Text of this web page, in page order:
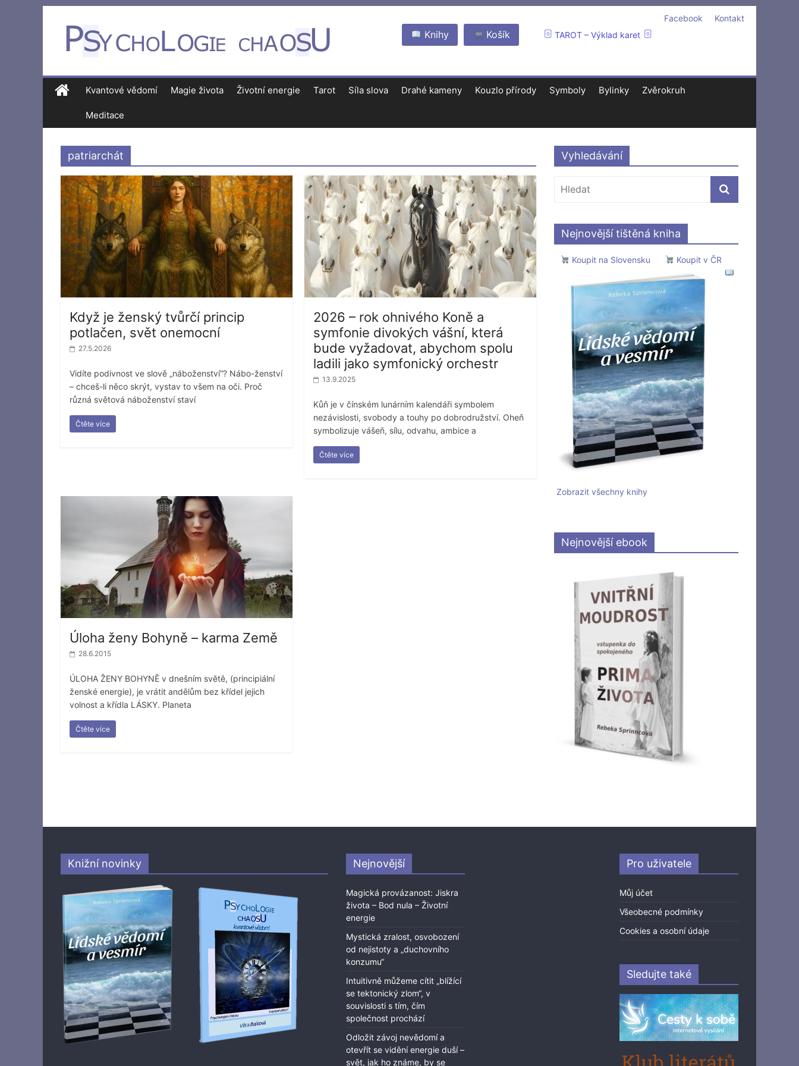
Kontakt
Facebook
TAROT – Výklad karet
Košík
Knihy
Kvantové vědomí Magie života Životní energie Tarot Síla slova Drahé kameny Kouzlo přírody Symboly Bylinky Zvěrokruh
Meditace
patriarchát
Když je ženský tvůrčí princip
potlačen, svět onemocní
27.5.2026
Vidíte podivnost ve slově „náboženství“? Nábo-ženství
– chceš-li něco skrýt, vystav to všem na oči. Proč
různá světová náboženství staví
Čtěte více
2026 – rok ohnivého Koně a
symfonie divokých vášní, která
bude vyžadovat, abychom spolu
ladili jako symfonický orchestr
13.9.2025
Kůň je v čínském lunárním kalendáři symbolem
nezávislosti, svobody a touhy po dobrodružství. Oheň
symbolizuje vášeň, sílu, odvahu, ambice a
Čtěte více
Úloha ženy Bohyně – karma Země
28.6.2015
ÚLOHA ŽENY BOHYNĚ v dnešním světě, (principiální
ženské energie), je vrátit andělům bez křídel jejich
volnost a křídla LÁSKY. Planeta
Čtěte více
Vyhledávání
Nejnovější tištěná kniha
Koupit na Slovensku Koupit v ČR
Zobrazit všechny knihy
Nejnovější ebook
Knižní novinky Nejnovější
Magická provázanost: Jiskra
života – Bod nula – Životní
energie
Mystická zralost, osvobození
od nejistoty a „duchovního
konzumu“
Intuitivně můžeme cítit „blížící
se tektonický zlom“, v
souvislosti s tím, čím
společnost prochází
Odložit závoj nevědomí a
otevřít se vidění energie duší –
svět, jak ho známe, by se
Pro uživatele
Můj účet
Všeobecné podmínky
Cookies a osobní údaje
Sledujte také